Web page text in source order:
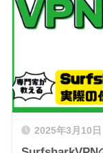
2025年3月10日